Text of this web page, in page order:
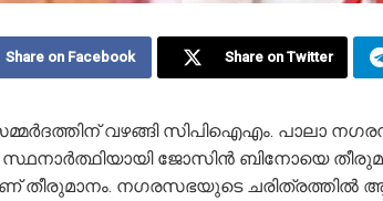
Share on Facebook Share on Twitter
വഴങ്ങി സിപിഐഎം. പാലാ
ജോസിന്‍ ബിനോയെ
തീരുമാനം. നഗരസഭയുടെ